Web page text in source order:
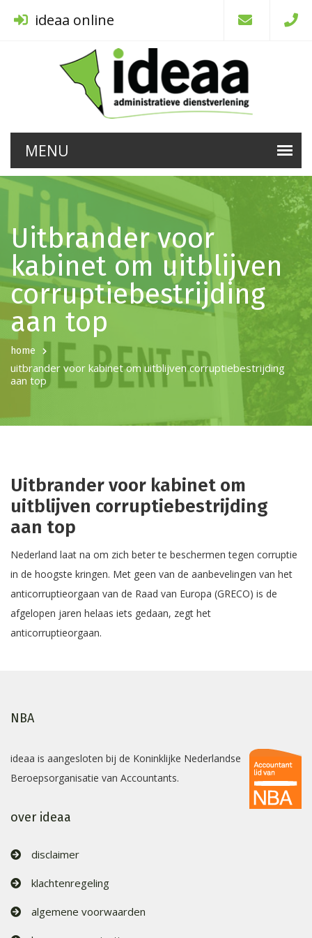
ideaa online
Uitbrander voor
kabinet om uitblijven
corruptiebestrijding
aan top
home
uitbrander voor kabinet om uitblijven corruptiebestrijding
aan top
Uitbrander voor kabinet om
uitblijven corruptiebestrijding
aan top
Nederland laat na om zich beter te beschermen tegen corruptie
in de hoogste kringen. Met geen van de aanbevelingen van het
anticorruptieorgaan van de Raad van Europa (GRECO) is de
afgelopen jaren helaas iets gedaan, zegt het
anticorruptieorgaan.
NBA
ideaa is aangesloten bij de Koninklijke Nederlandse
Beroepsorganisatie van Accountants.
over ideaa
disclaimer
klachtenregeling
algemene voorwaarden